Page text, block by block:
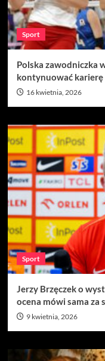
Sport
Polska zawodniczka
kontynuować karierę
16 kwietnia, 2026
Sport
Jerzy Brzęczek o
ocena mówi sama za
9 kwietnia, 2026